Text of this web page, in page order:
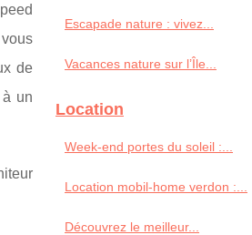
de
un
Escapade nature : vivez...
Vacances nature sur l’Île...
Location
Week-end portes du soleil :...
Location mobil-home verdon :...
Découvrez le meilleur...